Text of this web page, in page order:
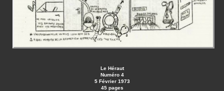
Le Héraut
Numéro 4
5 Février 1973
45 pages